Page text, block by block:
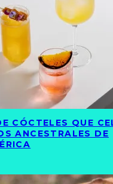
CÓCTELES QUE
ANCESTRALES DE